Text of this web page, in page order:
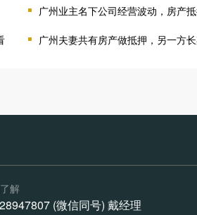
广州业主名下公司经营波动，房产
广州夫妻共有房产做抵押，另一方
解
(微信同号) 戴经理